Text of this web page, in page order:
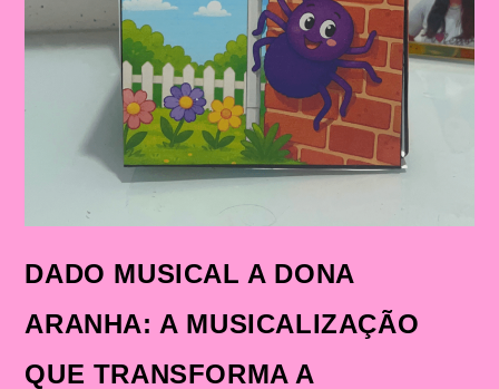
DADO MUSICAL A DONA
ARANHA: A MUSICALIZAÇÃO
QUE TRANSFORMA A